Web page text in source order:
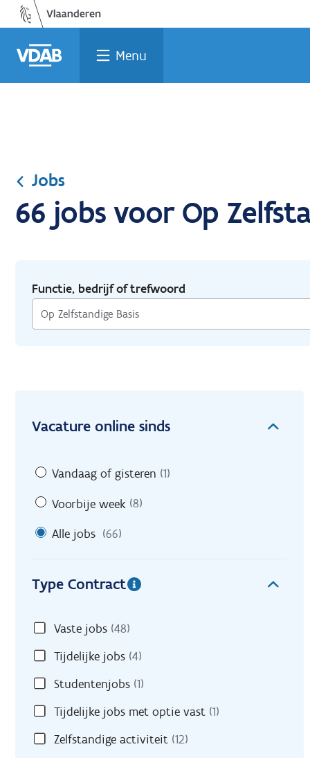
Ga
naar
de
inhoud
Vind
een
job
Vind
een
opleiding
Welke
job
past
bij
Terug
naar
home
Menu
Jobs
66 jobs voor Op
Functie, bedrijf of trefwoord
Vacature online sinds
Vandaag of gisteren (1)
Voorbije week (8)
Alle jobs (66)
Type Contract
Vaste jobs (48)
Tijdelijke jobs (4)
Studentenjobs (1)
Tijdelijke jobs met optie vast (1)
Zelfstandige activiteit (12)